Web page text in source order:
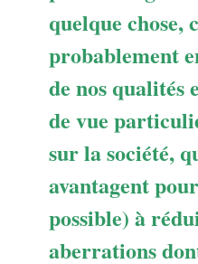
quelque chose,
probablement
de nos qualités
de vue
sur la société,
avantagent
possible) à
aberrations